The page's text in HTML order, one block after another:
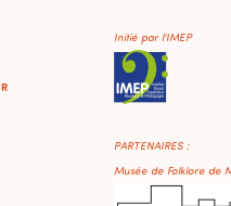
Initié par l'IMEP
PARTENAIRES :
Musée de Folklore de